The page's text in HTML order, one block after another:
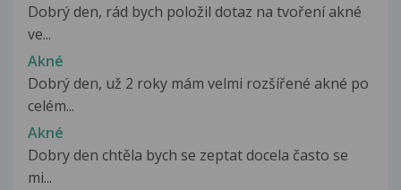
Dobrý den, rád bych položil dotaz na tvoření akné
ve...
Akné
Dobrý den, už 2 roky mám velmi rozšířené akné po
celém...
Akné
Dobry den chtěla bych se zeptat docela často se
mi...